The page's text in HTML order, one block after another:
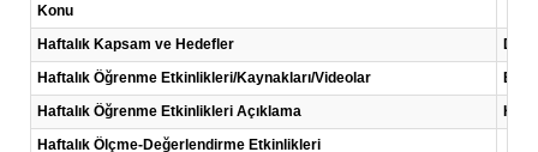
Konu
Haftalık Kapsam ve Hedefler
Haftalık Öğrenme Etkinlikleri/Kaynakları/Videolar
Haftalık Öğrenme Etkinlikleri Açıklama
Her
Haftalık Ölçme-Değerlendirme Etkinlikleri